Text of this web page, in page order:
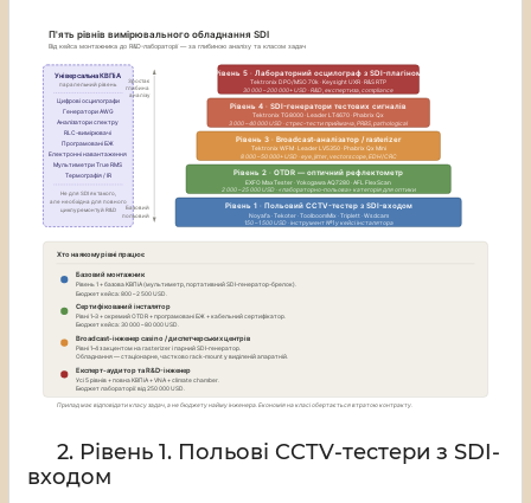
2. Рівень 1. Польові CCTV-тестери з SDI-
входом